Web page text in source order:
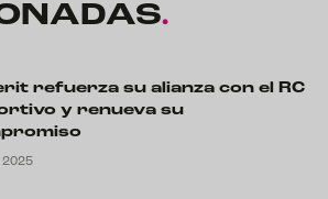
.
refuerza su alianza con el RC
y renueva su